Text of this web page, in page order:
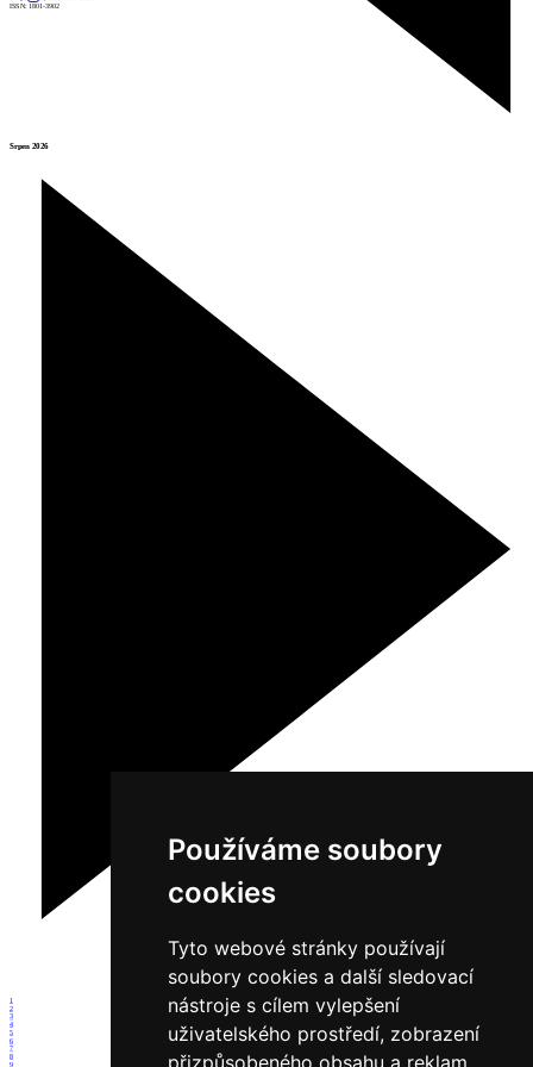
Používáme soubory
cookies
Tyto webové stránky používají
soubory cookies a další sledovací
nástroje s cílem vylepšení
uživatelského prostředí, zobrazení
přizpůsobeného obsahu a reklam,
Srpen 2026
1
2
3
4
5
6
7
8
9
ISSN: 1801-3902